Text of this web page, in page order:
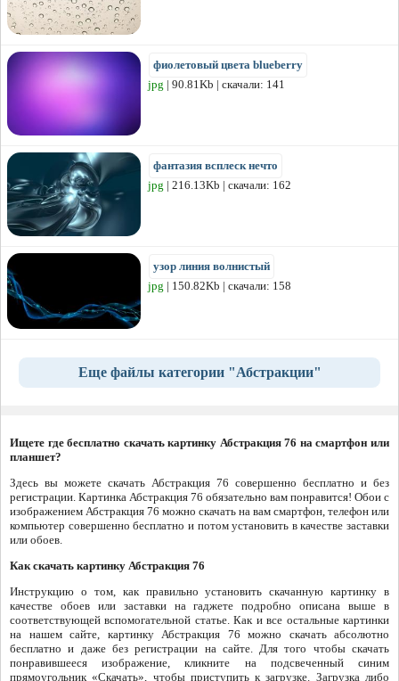
фиолетовый цвета blueberry
jpg | 90.81Kb | скачали: 141
фантазия всплеск нечто
jpg | 216.13Kb | скачали: 162
узор линия волнистый
jpg | 150.82Kb | скачали: 158
Еще файлы категории "Абстракции"
Ищете где бесплатно скачать картинку Абстракция 76 на смартфон или
планшет?
Здесь вы можете скачать Абстракция 76 совершенно бесплатно и без
регистрации. Картинка Абстракция 76 обязательно вам понравится! Обои с
изображением Абстракция 76 можно скачать на вам смартфон, телефон или
компьютер совершенно бесплатно и потом установить в качестве заставки
или обоев.
Как скачать картинку Абстракция 76
Инструкцию о том, как правильно установить скачанную картинку в
качестве обоев или заставки на гаджете подробно описана выше в
соответствующей вспомогательной статье. Как и все остальные картинки
на нашем сайте, картинку Абстракция 76 можно скачать абсолютно
бесплатно и даже без регистрации на сайте. Для того чтобы скачать
понравившееся изображение, кликните на подсвеченный синим
прямоугольник «Скачать», чтобы приступить к загрузке. Загрузка либо